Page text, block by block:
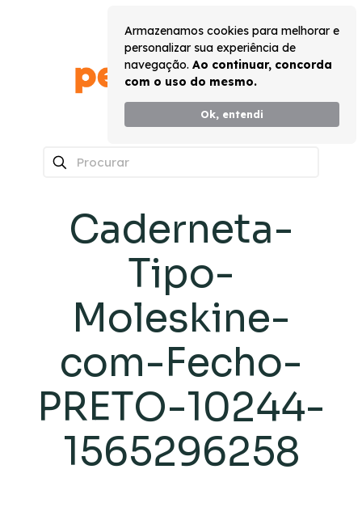
Armazenamos cookies para melhorar e
personalizar sua experiência de
navegação. Ao continuar, concorda
com o uso do mesmo.
Ok, entendi
Caderneta-
Tipo-
Moleskine-
com-Fecho-
PRETO-10244-
1565296258